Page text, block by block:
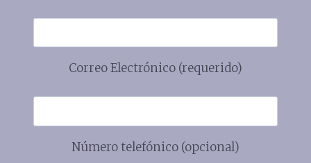
Correo Electrónico (requerido)
Número telefónico (opcional)